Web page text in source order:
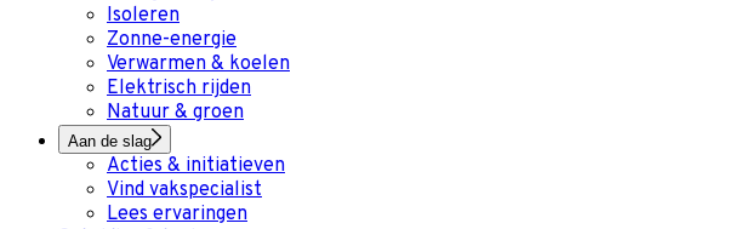
Isoleren
Zonne-energie
Verwarmen & koelen
Elektrisch rijden
Natuur & groen
Aan de slag
Acties & initiatieven
Vind vakspecialist
Lees ervaringen